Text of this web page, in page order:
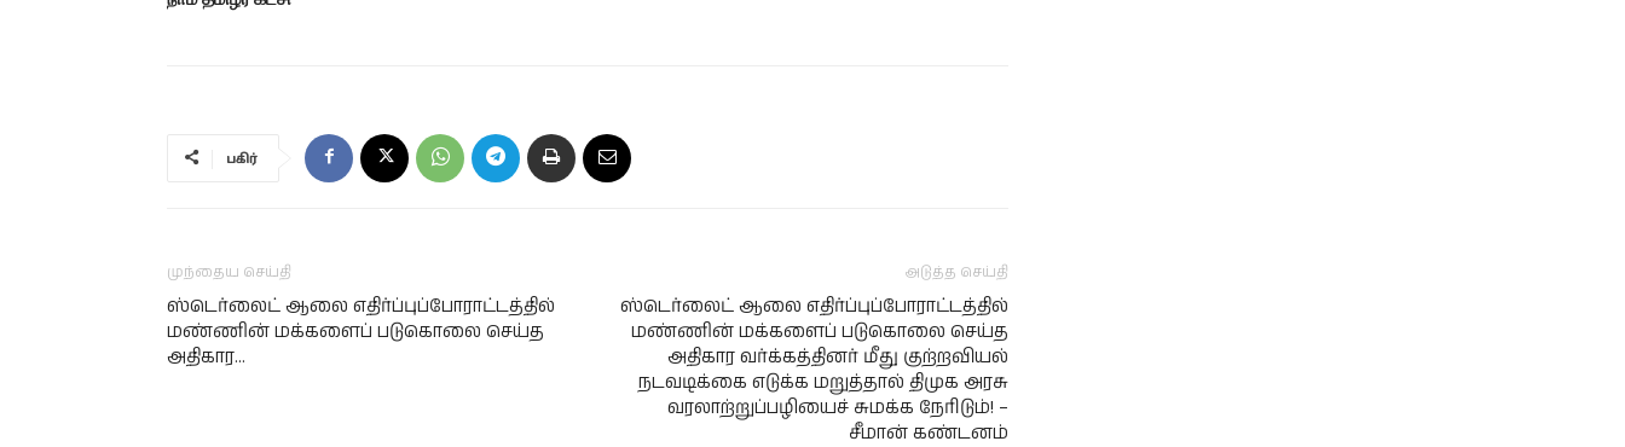
பகிர்
முந்தைய செய்தி
ஸ்டெர்லைட் ஆலை எதிர்ப்புப்போராட்டத்தில்
மண்ணின் மக்களைப் படுகொலை செய்த
அதிகார…
அடுத்த செய்தி
ஸ்டெர்லைட் ஆலை எதிர்ப்புப்போராட்டத்தில்
மண்ணின் மக்களைப் படுகொலை செய்த
அதிகார வர்க்கத்தினர் மீது குற்றவியல்
நடவடிக்கை எடுக்க மறுத்தால் திமுக அரசு
வரலாற்றுப்பழியைச் சுமக்க நேரிடும்! –
சீமான் கண்டனம்